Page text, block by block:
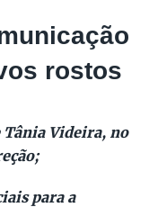
rostos
Tânia Videira, no
para a